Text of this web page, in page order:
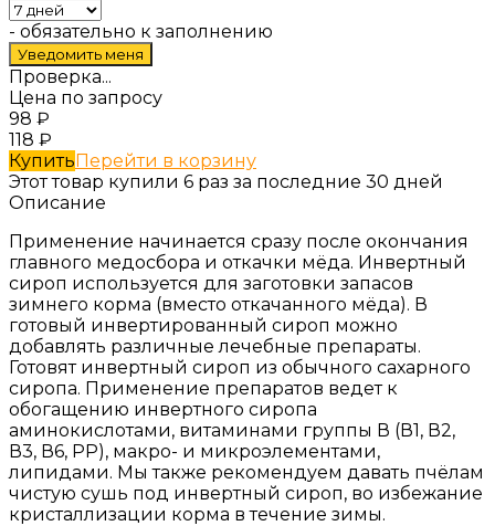
- обязательно к заполнению
Проверка...
Цена по запросу
98 ₽
118 ₽
КупитьПерейти в корзину
Этот товар купили 6 раз за последние 30 дней
Описание
Применение начинается сразу после окончания
главного медосбора и откачки мёда. Инвертный
сироп используется для заготовки запасов
зимнего корма (вместо откачанного мёда). В
готовый инвертированный сироп можно
добавлять различные лечебные препараты.
Готовят инвертный сироп из обычного сахарного
сиропа. Применение препаратов ведет к
обогащению инвертного сиропа
аминокислотами, витаминами группы В (В1, В2,
В3, В6, РР), макро- и микроэлементами,
липидами. Мы также рекомендуем давать пчёлам
чистую сушь под инвертный сироп, во избежание
кристаллизации корма в течение зимы.